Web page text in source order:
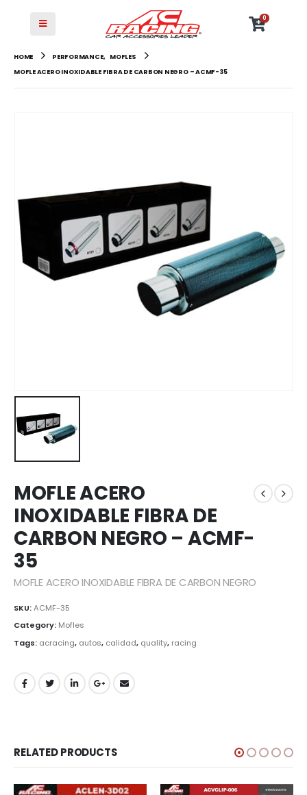
0
HOME PERFORMANCE, MOFLES
MOFLE ACERO INOXIDABLE FIBRA DE CARBON NEGRO – ACMF-35
MOFLE ACERO
INOXIDABLE FIBRA DE
CARBON NEGRO – ACMF-
35
MOFLE ACERO INOXIDABLE FIBRA DE CARBON NEGRO
SKU:ACMF-35
Category: Mofles
Tags: acracing, autos, calidad, quality, racing
RELATED PRODUCTS